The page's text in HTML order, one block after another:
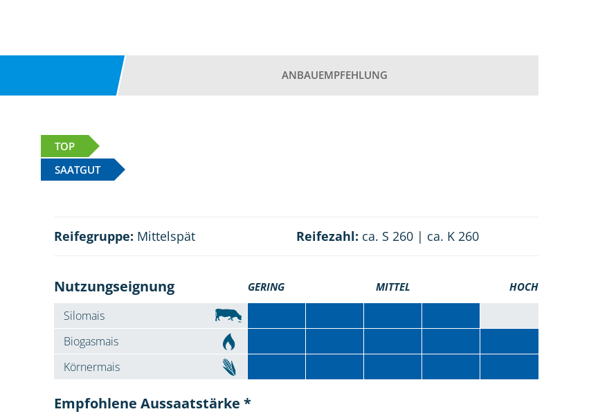
ANBAUEMPFEHLUNG
TOP
SAATGUT
Reifegruppe: Mittelspät Reifezahl: ca. S 260 | ca. K 260
Nutzungseignung GERING MITTEL HOCH
Silomais
Biogasmais
Körnermais
Empfohlene Aussaatstärke *